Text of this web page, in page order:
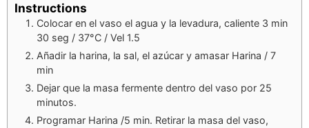
Instructions
Colocar en el vaso el agua y la levadura, caliente 3 min
30 seg / 37°C / Vel 1.5
Añadir la harina, la sal, el azúcar y amasar Harina / 7
min
Dejar que la masa fermente dentro del vaso por 25
minutos.
Programar Harina /5 min. Retirar la masa del vaso,